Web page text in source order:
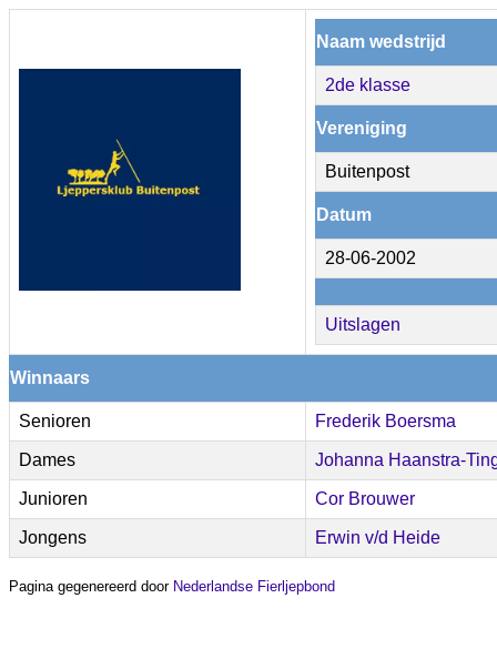
Naam wedstrijd
2de klasse
Vereniging
Buitenpost
Datum
28-06-2002
Uitslagen
Winnaars
Senioren Frederik Boersma
Dames Johanna Haanstra-
Junioren Cor Brouwer
Jongens Erwin v/d Heide
Pagina gegenereerd door Nederlandse Fierljepbond